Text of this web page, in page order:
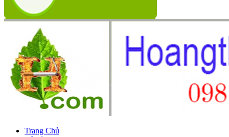
Trang Chủ